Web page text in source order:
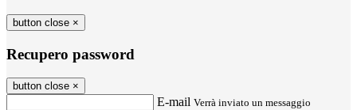
button close ×
Recupero password
button close ×
E-mail Verrà inviato un messaggio